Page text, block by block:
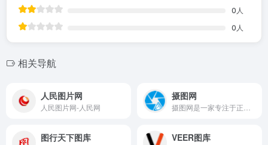
0 人
0 人
相关导航
人民图片网
人民图片网-人民网
摄图网
图行天下图库 VEER图库